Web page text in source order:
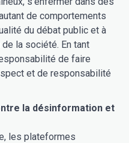
de comportements
du débat public et à
la société. En tant
de faire
et de responsabilité
la désinformation et
les plateformes